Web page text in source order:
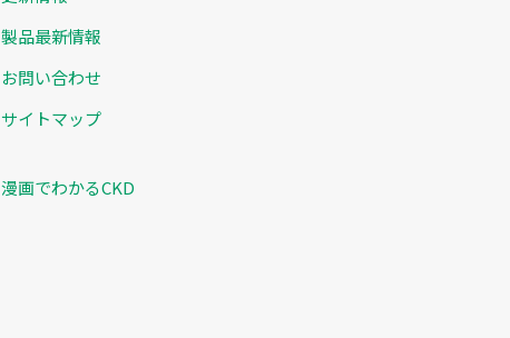
製品最新情報
お問い合わせ
サイトマップ
漫画でわかるCKD